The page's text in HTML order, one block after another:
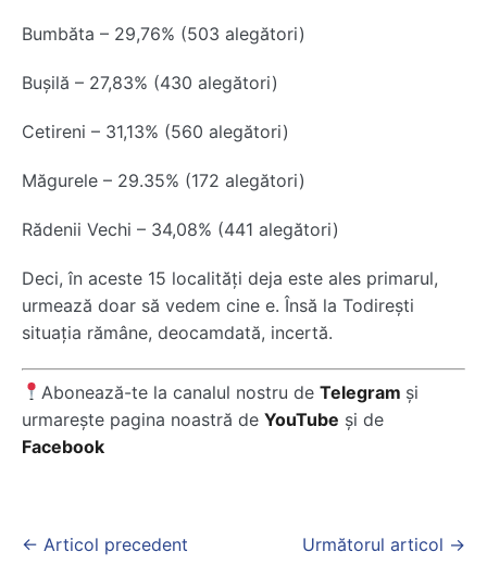
Bumbăta – 29,76% (503 alegători)
Bușilă – 27,83% (430 alegători)
Cetireni – 31,13% (560 alegători)
Măgurele – 29.35% (172 alegători)
Rădenii Vechi – 34,08% (441 alegători)
Deci, în aceste 15 localități deja este ales primarul,
urmează doar să vedem cine e. Însă la Todirești
situația rămâne, deocamdată, incertă.
Abonează-te la canalul nostru deTelegram și
urmarește pagina noastră de YouTube și de
Facebook
Post
← Articol precedent Următorul articol →